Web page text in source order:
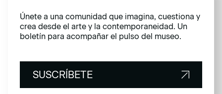
Únete a una comunidad que imagina, cuestiona y
crea desde el arte y la contemporaneidad. Un
boletín para acompañar el pulso del museo.
SUSCRÍBETE